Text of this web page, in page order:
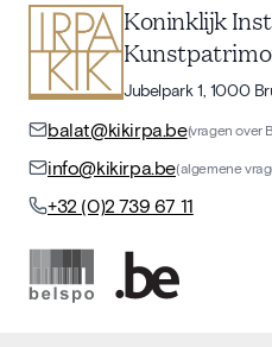
Koninklijk
Jubelpark 1, 1000
balat@kikirpa.be(vragen over
info@kikirpa.be(algemene
+32 (0)2 739 67 11